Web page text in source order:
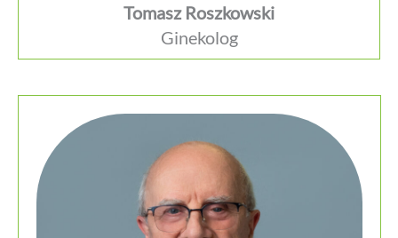
Tomasz Roszkowski
Ginekolog